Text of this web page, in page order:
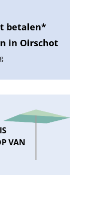
betalen*
in Oirschot
VAN